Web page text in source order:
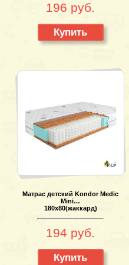
196 руб.
Купить
Матрас детский Kondor Medic
Mini…
180х80(жаккард)
194 руб.
Купить